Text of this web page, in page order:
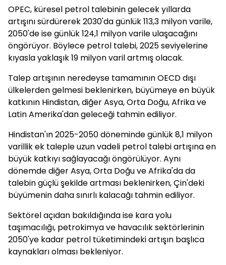
OPEC, küresel petrol talebinin gelecek yıllarda
artışını sürdürerek 2030'da günlük 113,3 milyon varile,
2050'de ise günlük 124,1 milyon varile ulaşacağını
öngörüyor. Böylece petrol talebi, 2025 seviyelerine
kıyasla yaklaşık 19 milyon varil artmış olacak.
Talep artışının neredeyse tamamının OECD dışı
ülkelerden gelmesi beklenirken, büyümeye en büyük
katkının Hindistan, diğer Asya, Orta Doğu, Afrika ve
Latin Amerika'dan geleceği tahmin ediliyor.
Hindistan'ın 2025-2050 döneminde günlük 8,1 milyon
varillik ek taleple uzun vadeli petrol talebi artışına en
büyük katkıyı sağlayacağı öngörülüyor. Aynı
dönemde diğer Asya, Orta Doğu ve Afrika'da da
talebin güçlü şekilde artması beklenirken, Çin'deki
büyümenin daha sınırlı kalacağı tahmin ediliyor.
Sektörel açıdan bakıldığında ise kara yolu
taşımacılığı, petrokimya ve havacılık sektörlerinin
2050'ye kadar petrol tüketimindeki artışın başlıca
kaynakları olması bekleniyor.